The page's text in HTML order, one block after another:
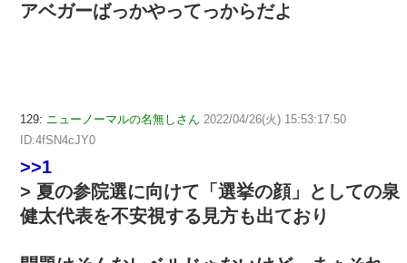
アベガーばっかやってっからだよ
129: ニューノーマルの名無しさん 2022/04/26(火) 15:53:17.50
ID:4fSN4cJY0
>>1
> 夏の参院選に向けて「選挙の顔」としての泉
健太代表を不安視する見方も出ており